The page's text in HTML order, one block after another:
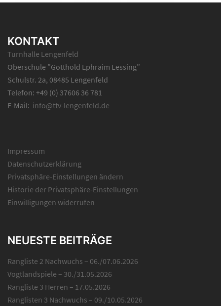
KONTAKT
Turnhalle Lengenfeld
Oberschule ”Gotthold Ephraim Lessing”
Schulstr. 2a, 08485 Lengenfeld
Telefon: +49 (0) 37606 36 781
E-Mail: info@ttv-lengenfeld.de
Impressum
Datenschutzerklärung
Privatsphäre-Einstellungen ändern
Historie der Privatsphäre-Einstellungen
Einwilligungen widerrufen
NEUESTE BEITRÄGE
Rangliste 2 Nachwuchs – 06./07.06.2026
Vogtlandspiele – 30./31.05.2026
Rangliste 3 Herren – 17.05.2026
Ranglisten 3 Nachwuchs – 09./10.05.2026